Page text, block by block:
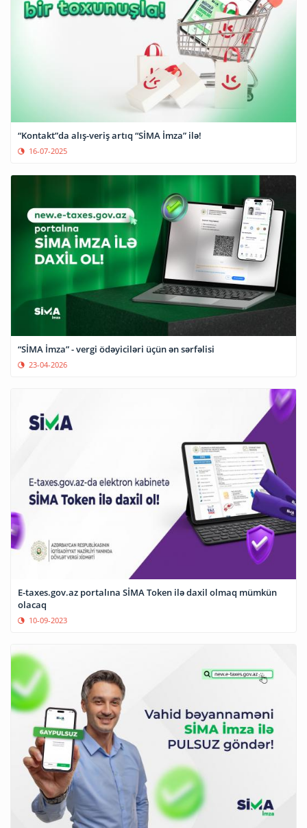
“Kontakt”da alış-veriş artıq “SİMA İmza” ilə!
16-07-2025
“SİMA İmza” - vergi ödəyiciləri üçün ən sərfəlisi
23-04-2026
E-taxes.gov.az portalına SİMA Token ilə daxil olmaq mümkün
olacaq
10-09-2023